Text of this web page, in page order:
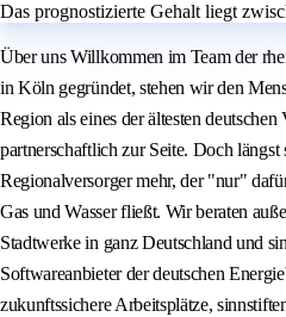
Das prognostizierte Gehalt liegt
Über uns Willkommen im Team der
in Köln gegründet, stehen wir den
Region als eines der ältesten deutschen
partnerschaftlich zur Seite. Doch
Regionalversorger mehr, der "nur"
Gas und Wasser fließt. Wir beraten
Stadtwerke in ganz Deutschland und
Softwareanbieter der deutschen
zukunftssichere Arbeitsplätze,